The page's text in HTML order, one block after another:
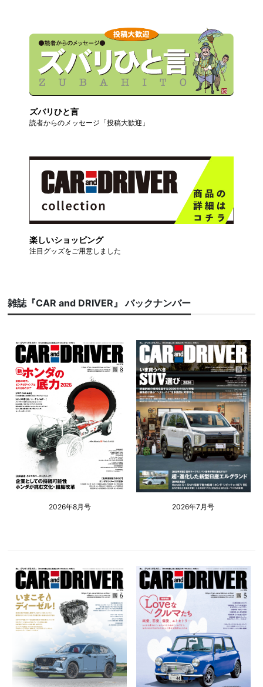
ズバリひと言
読者からのメッセージ「投稿大歓迎」
楽しいショッピング
注目グッズをご用意しました
雑誌『CAR and DRIVER』 バックナンバー
2026年8月号 2026年7月号